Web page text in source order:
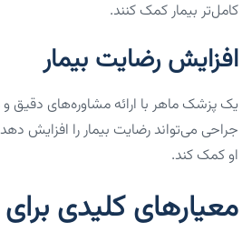
کامل‌تر بیمار کمک کنند.
افزایش رضایت بیمار
یک پزشک ماهر با ارائه مشاوره‌های دقیق
جراحی می‌تواند رضایت بیمار را افزایش
او کمک کند.
معیارهای کلیدی